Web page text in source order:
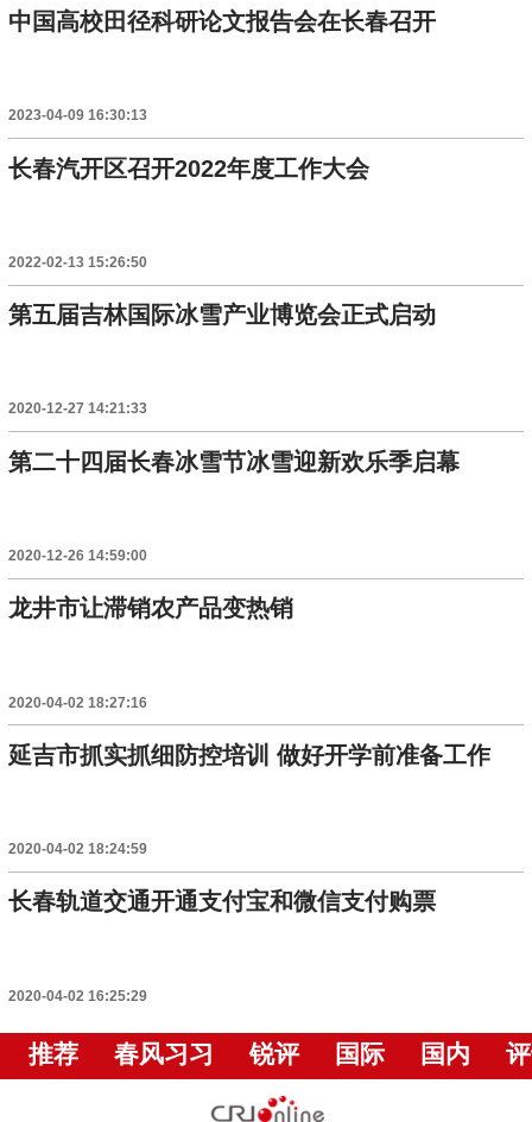
中国高校田径科研论文报告会在长春召开
2023-04-09 16:30:13
长春汽开区召开2022年度工作大会
2022-02-13 15:26:50
第五届吉林国际冰雪产业博览会正式启动
2020-12-27 14:21:33
第二十四届长春冰雪节冰雪迎新欢乐季启幕
2020-12-26 14:59:00
龙井市让滞销农产品变热销
2020-04-02 18:27:16
延吉市抓实抓细防控培训 做好开学前准备工作
2020-04-02 18:24:59
长春轨道交通开通支付宝和微信支付购票
2020-04-02 16:25:29
推荐 春风习习 锐评 国际 国内